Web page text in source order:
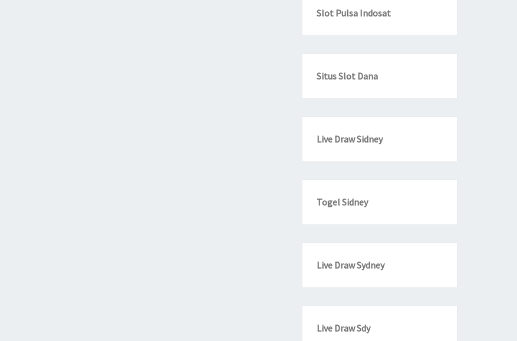
Slot Pulsa Indosat
Situs Slot Dana
Live Draw Sidney
Togel Sidney
Live Draw Sydney
Live Draw Sdy